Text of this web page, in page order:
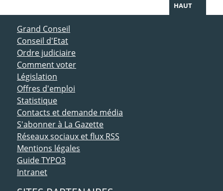
HAUT
ACCÈS DIRECT
Grand Conseil
Conseil d'Etat
Ordre judiciaire
Comment voter
Législation
Offres d'emploi
Statistique
Contacts et demande média
S'abonner à La Gazette
Réseaux sociaux et flux RSS
Mentions légales
Guide TYPO3
Intranet